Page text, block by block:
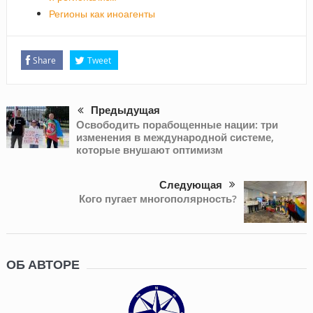
Регионы как иноагенты
Share Tweet
Предыдущая
Освободить порабощенные нации: три
изменения в международной системе,
которые внушают оптимизм
Следующая
Кого пугает многополярность?
ОБ АВТОРЕ